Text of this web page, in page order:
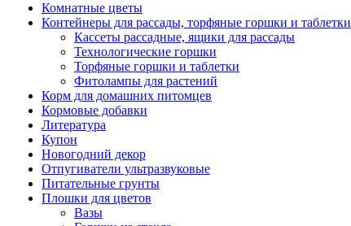
Комнатные цветы
Контейнеры для рассады, торфяные горшки и таблетки
Кассеты рассадные, ящики для рассады
Технологические горшки
Торфяные горшки и таблетки
Фитолампы для растений
Корм для домашних питомцев
Кормовые добавки
Литература
Купон
Новогодний декор
Отпугиватели ультразвуковые
Питательные грунты
Плошки для цветов
Вазы